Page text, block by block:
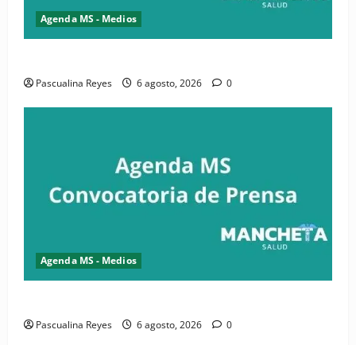
Agenda MS - Medios
Pascualina Reyes 6 agosto, 2026 0
Agenda MS - Medios
Pascualina Reyes 6 agosto, 2026 0